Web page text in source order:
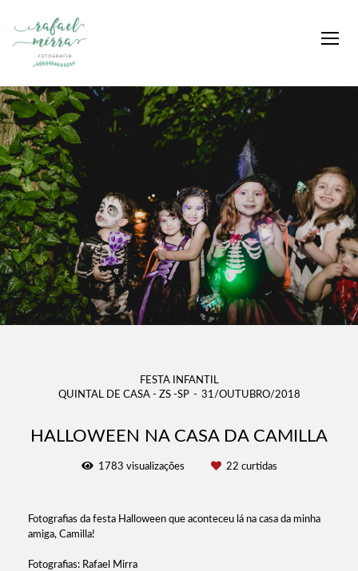
FESTA INFANTIL
QUINTAL DE CASA - ZS -SP
31/OUTUBRO/2018
HALLOWEEN NA CASA DA CAMILLA
1783 visualizações 22 curtidas
Fotografias da festa Halloween que aconteceu lá na casa da minha
amiga, Camilla!
Fotografias: Rafael Mirra